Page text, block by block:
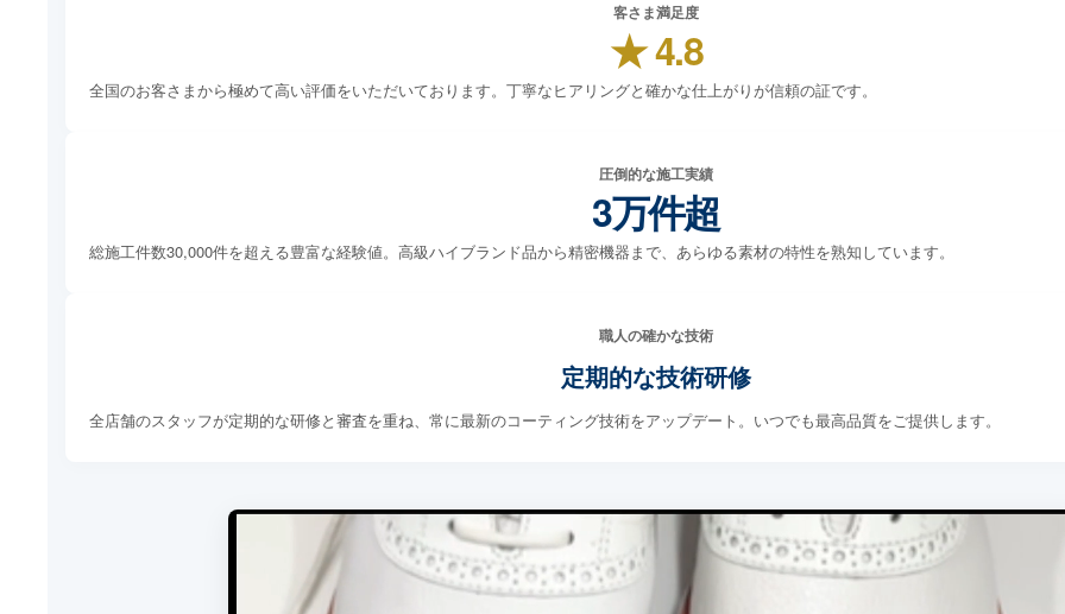
客さま満足度
★ 4.8
全国のお客さまから極めて高い評価をいただいております。丁寧なヒアリングと確かな仕上がりが信頼の証です。
圧倒的な施工実績
3万件超
総施工件数30,000件を超える豊富な経験値。高級ハイブランド品から精密機器まで、あらゆる素材の特性を熟知しています。
職人の確かな技術
定期的な技術研修
全店舗のスタッフが定期的な研修と審査を重ね、常に最新のコーティング技術をアップデート。いつでも最高品質をご提供します。